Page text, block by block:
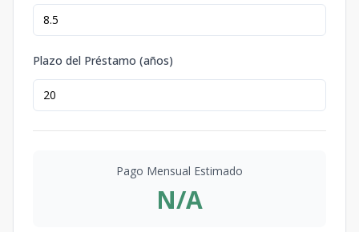
Plazo del Préstamo (años)
Pago Mensual Estimado
N/A